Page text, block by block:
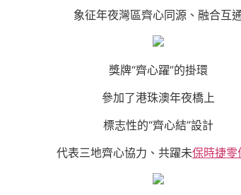
象征年夜灣區齊心同源、融合互
獎牌“齊心躍”的掛環
參加了港珠澳年夜橋上
標志性的“齊心結”設計
代表三地齊心協力、共躍未保時捷零